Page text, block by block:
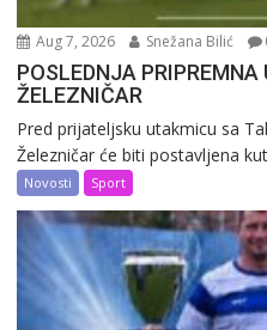
Aug 7, 2026 Snežana Bilić
POSLEDNJA
ŽELEZNIČAR
Pred prijateljsku utakmicu sa
Železničar će biti postavljena
Novosti Sport